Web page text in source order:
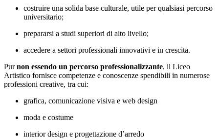
costruire una solida base culturale, utile per qualsiasi percorso
universitario;
prepararsi a studi superiori di alto livello;
accedere a settori professionali innovativi e in crescita.
Purnon essendo un percorso professionalizzante, il Liceo
Artistico fornisce competenze e conoscenze spendibili in numerose
professioni creative, tra cui:
grafica, comunicazione visiva e web design
moda e costume
interior design e progettazione d’arredo